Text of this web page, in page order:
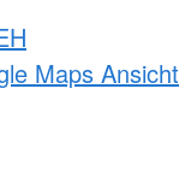
Maps Ansicht